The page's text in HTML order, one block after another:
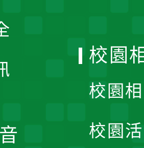
校園
校園
校園